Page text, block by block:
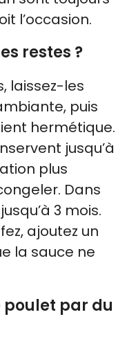
l’occasion.
restes ?
laissez-les
puis
hermétique.
jusqu’à
plus
Dans
3 mois.
ajoutez un
la sauce ne
par du